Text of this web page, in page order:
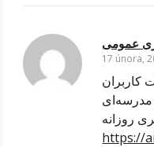
عمومی
17 února,
کاربران
روزانه
https://